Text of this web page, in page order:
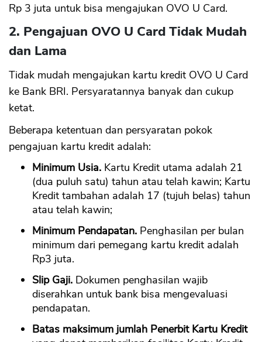
Rp 3 juta untuk bisa mengajukan OVO U Card.
2. Pengajuan OVO U Card Tidak Mudah
dan Lama
Tidak mudah mengajukan kartu kredit OVO U Card
ke Bank BRI. Persyaratannya banyak dan cukup
ketat.
Beberapa ketentuan dan persyaratan pokok
pengajuan kartu kredit adalah:
Minimum Usia. Kartu Kredit utama adalah 21
(dua puluh satu) tahun atau telah kawin; Kartu
Kredit tambahan adalah 17 (tujuh belas) tahun
atau telah kawin;
Minimum Pendapatan. Penghasilan per bulan
minimum dari pemegang kartu kredit adalah
Rp3 juta.
Slip Gaji. Dokumen penghasilan wajib
diserahkan untuk bank bisa mengevaluasi
pendapatan.
Batas maksimum jumlah Penerbit Kartu Kredit
OK
CANCEL